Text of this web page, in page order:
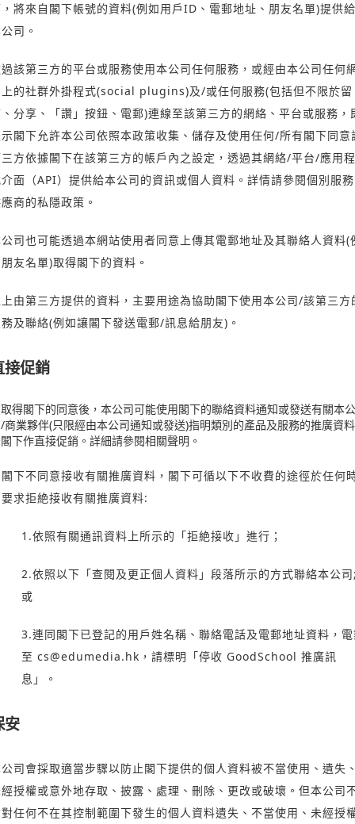
將來自閣下帳號的資料(例如用戶ID、電郵地址、朋友名單)提供給
司。
該第三方的平台或服務使用本公司任何服務，或經由本公司任何
的社群外掛程式(social plugins)及/或任何服務(包括但不限於留
分享、「讚」按鈕、電郵)連線至該第三方的網絡、平台或服務，
閣下允許本公司依照本政策收集、儲存及使用任何/所有閣下同意
方依據閣下在該第三方的帳戶內之設定，透過其網絡/平台/應用程
面（API）提供給本公司的資訊或個人資料。詳情請參閱個別服務
商的私隱政策。
司也可能透過本網站使用者同意上傳其電郵地址及其聯絡人資料(
友名單)取得閣下的資料。
由第三方提供的資料，主要用途為協助閣下使用本公司/該第三方
及聯絡(例如讓閣下發送電郵/訊息給朋友)。
接促銷
得閣下的同意後，本公司可能使用閣下的聯絡資料通知或發送有關本公
商業夥伴(只限經由本公司通知或發送)指明類別的產品及服務的推廣資料
下作直接促銷。詳細請參閱相關聲明。
下不同意接收有關推廣資料，閣下可循以下不收費的途徑於任何
求拒絶接收有關推廣資料:
1.依照有關通訊資料上所示的「拒絶接收」進行；
2.依照以下「查閱及更正個人資料」段落所示的方式聯絡本公
或
3.連同閣下已登記的用戶姓名稱、聯絡電話及電郵地址資料，
至 cs@edumedia.hk ，請標明「停收 GoodSchool 推廣訊
息」。
安
司會採取適當步驟以防止閣下提供的個人資料被不當使用、遺失
授權或意外地存取、披露、處理、刪除、更改或破壞。但本公司
任何不在其控制範圍下發生的個人資料遺失、不當使用、未經授